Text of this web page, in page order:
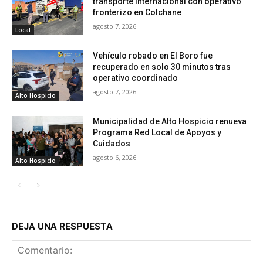
Local
fronterizo en Colchane
agosto 7, 2026
Alto Hospicio
Vehículo robado en El Boro fue
recuperado en solo 30 minutos tras
operativo coordinado
agosto 7, 2026
Alto Hospicio
Municipalidad de Alto Hospicio renueva
Programa Red Local de Apoyos y
Cuidados
agosto 6, 2026
DEJA UNA RESPUESTA